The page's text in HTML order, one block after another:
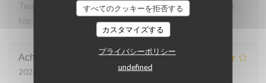
すべてのクッキーを拒否する
カスタマイズする
プライバシーポリシー
undefined
Toujours Aussi bon avec les produits locaux, l'accueil et au
top. Lo
Achim
2026-07-24
- 19:30 - ゲスト 2